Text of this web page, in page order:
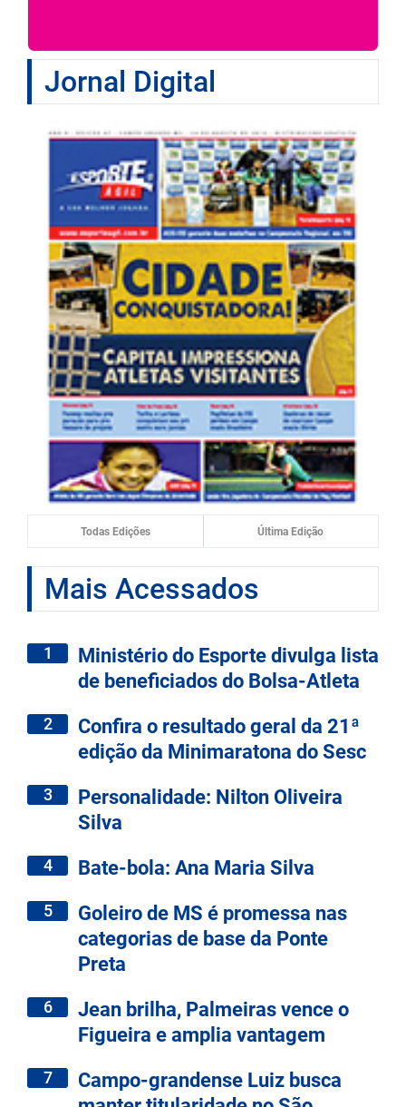
Jornal Digital
Todas Edições Última Edição
Mais Acessados
1
Ministério do Esporte divulga lista
de beneficiados do Bolsa-Atleta
2
Confira o resultado geral da 21ª
edição da Minimaratona do Sesc
3
Personalidade: Nilton Oliveira
Silva
4 Bate-bola: Ana Maria Silva
5
Goleiro de MS é promessa nas
categorias de base da Ponte
Preta
6
Jean brilha, Palmeiras vence o
Figueira e amplia vantagem
7
Campo-grandense Luiz busca